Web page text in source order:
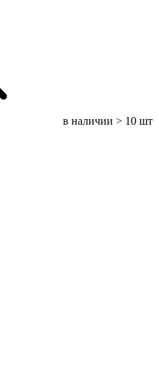
в наличии > 10 шт